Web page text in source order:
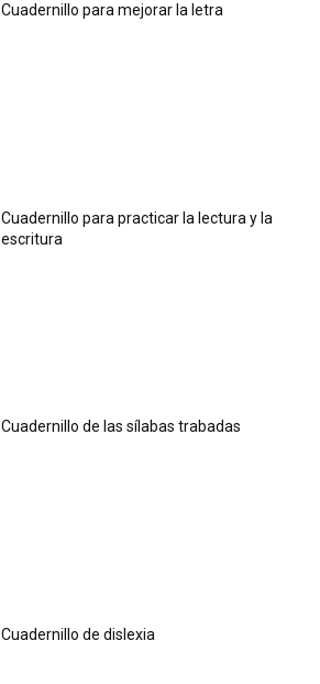
Cuadernillo para mejorar la letra
Cuadernillo para practicar la lectura y la
escritura
Cuadernillo de las sílabas trabadas
Cuadernillo de dislexia